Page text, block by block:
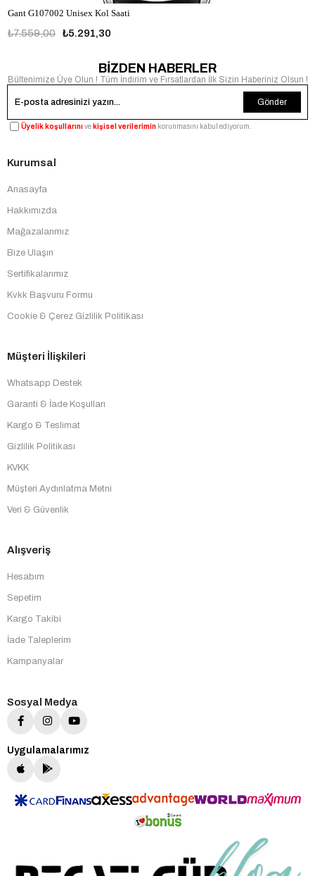
Gant G107002 Unisex Kol Saati
₺5.291,30
₺7.559,00
BİZDEN HABERLER
Bültenimize Üye Olun ! Tüm İndirim ve Fırsatlardan İlk Sizin Haberiniz Olsun !
Gönder
Üyelik koşullarınıve kişisel verilerimin korunmasını kabul ediyorum.
Kurumsal
Anasayfa
Hakkımızda
Mağazalarımız
Bize Ulaşın
Sertifikalarımız
Kvkk Başvuru Formu
Cookie & Çerez Gizlilik Politikası
Müşteri İlişkileri
Whatsapp Destek
Garanti & İade Koşulları
Kargo & Teslimat
Gizlilik Politikası
KVKK
Müşteri Aydınlatma Metni
Veri & Güvenlik
Alışveriş
Hesabım
Sepetim
Kargo Takibi
İade Taleplerim
Kampanyalar
Sosyal Medya
Uygulamalarımız